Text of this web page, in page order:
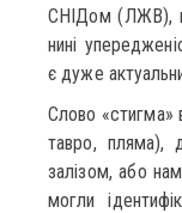
СНІДом (ЛЖВ),
нині
є дуже
Слово «стигма»
тавро, пляма),
залізом, або
могли